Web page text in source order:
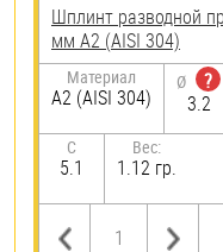
Шплинт разводной
мм А2 (AISI 304)
Материал
А2 (AISI 304)
Ø
?
3.2
C
5.1
Вес:
1.12 гр.